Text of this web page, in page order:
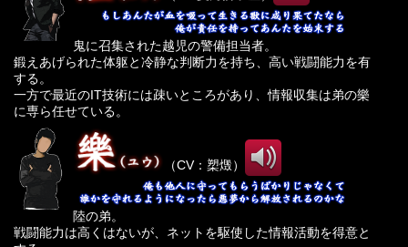
鬼に召集された越児の警備担当者。
鍛えあげられた体躯と冷静な判断力を持ち、高い戦闘能力を有
する。
一方で最近のIT技術には疎いところがあり、情報収集は弟の樂
に専ら任せている。
（CV：槊燬）
陸の弟。
戦闘能力は高くはないが、ネットを駆使した情報活動を得意と